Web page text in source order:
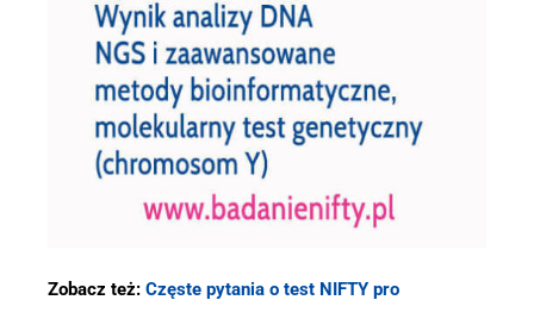
Zobacz też: Częste pytania o test NIFTY pro